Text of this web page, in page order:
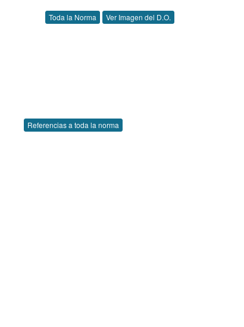
Toda la Norma Ver Imagen del D.O.
Referencias a toda la norma